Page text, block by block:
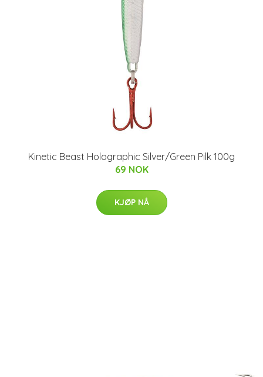
Kinetic Beast Holographic Silver/Green Pilk 100g
69 NOK
KJØP NÅ